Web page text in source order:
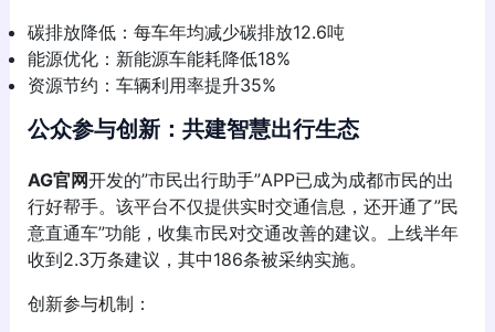
碳排放降低：每车年均减少碳排放12.6吨
能源优化：新能源车能耗降低18%
资源节约：车辆利用率提升35%
公众参与创新：共建智慧出行生态
AG官网开发的”市民出行助手”APP已成为成都市民的出
行好帮手。该平台不仅提供实时交通信息，还开通了”民
意直通车”功能，收集市民对交通改善的建议。上线半年
收到2.3万条建议，其中186条被采纳实施。
创新参与机制：